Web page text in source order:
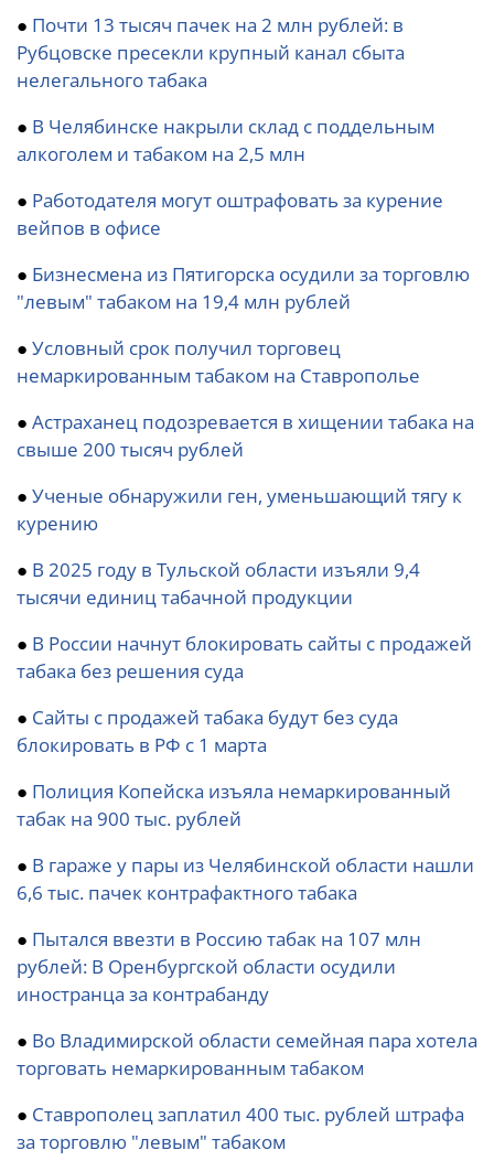
● Почти 13 тысяч пачек на 2 млн рублей: в
Рубцовске пресекли крупный канал сбыта
нелегального табака
● В Челябинске накрыли склад с поддельным
алкоголем и табаком на 2,5 млн
● Работодателя могут оштрафовать за курение
вейпов в офисе
● Бизнесмена из Пятигорска осудили за торговлю
"левым" табаком на 19,4 млн рублей
● Условный срок получил торговец
немаркированным табаком на Ставрополье
● Астраханец подозревается в хищении табака на
свыше 200 тысяч рублей
● Ученые обнаружили ген, уменьшающий тягу к
курению
● В 2025 году в Тульской области изъяли 9,4
тысячи единиц табачной продукции
● В России начнут блокировать сайты с продажей
табака без решения суда
● Сайты с продажей табака будут без суда
блокировать в РФ с 1 марта
● Полиция Копейска изъяла немаркированный
табак на 900 тыс. рублей
● В гараже у пары из Челябинской области нашли
6,6 тыс. пачек контрафактного табака
● Пытался ввезти в Россию табак на 107 млн
рублей: В Оренбургской области осудили
иностранца за контрабанду
● Во Владимирской области семейная пара хотела
торговать немаркированным табаком
● Ставрополец заплатил 400 тыс. рублей штрафа
за торговлю "левым" табаком